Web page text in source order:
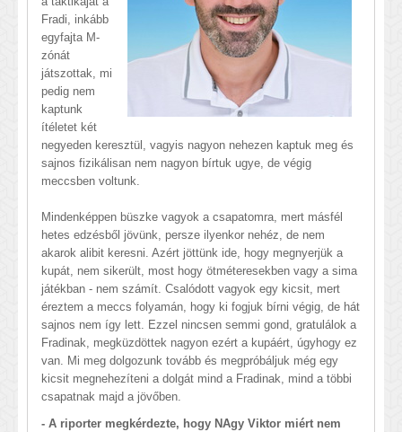
Fradi, inkább
egyfajta M-
zónát
játszottak, mi
pedig nem
kaptunk
ítéletet két
negyeden keresztül, vagyis nagyon nehezen kaptuk meg és
sajnos fizikálisan nem nagyon bírtuk ugye, de végig
meccsben voltunk.
Mindenképpen büszke vagyok a csapatomra, mert másfél
hetes edzésből jövünk, persze ilyenkor nehéz, de nem
akarok alibit keresni. Azért jöttünk ide, hogy megnyerjük a
kupát, nem sikerült, most hogy ötméteresekben vagy a sima
játékban - nem számít. Csalódott vagyok egy kicsit, mert
éreztem a meccs folyamán, hogy ki fogjuk bírni végig, de hát
sajnos nem így lett. Ezzel nincsen semmi gond, gratulálok a
Fradinak, megküzdöttek nagyon ezért a kupáért, úgyhogy ez
van. Mi meg dolgozunk tovább és megpróbáljuk még egy
kicsit megnehezíteni a dolgát mind a Fradinak, mind a többi
csapatnak majd a jövőben.
- A riporter megkérdezte, hogy NAgy Viktor miért nem